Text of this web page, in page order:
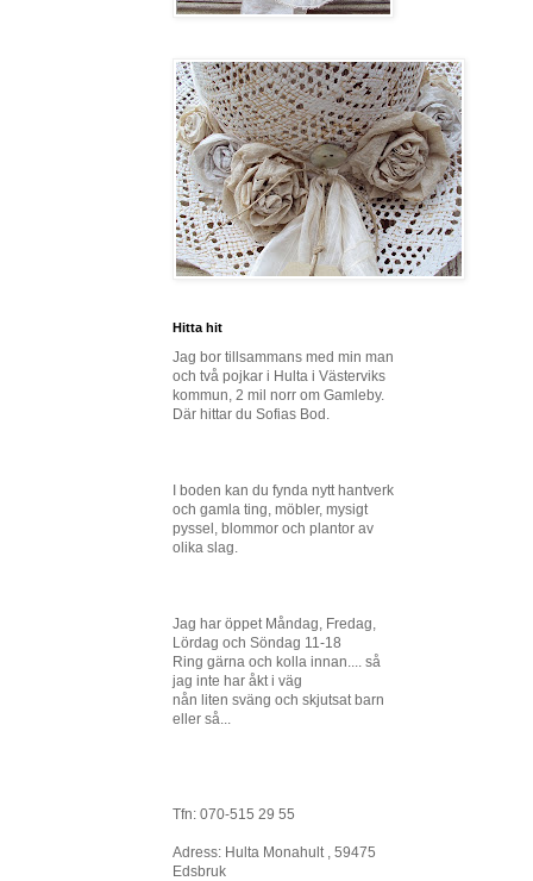
Hitta hit
Jag bor tillsammans med min man
och två pojkar i Hulta i Västerviks
kommun, 2 mil norr om Gamleby.
Där hittar du Sofias Bod.
I boden kan du fynda nytt hantverk
och gamla ting, möbler, mysigt
pyssel, blommor och plantor av
olika slag.
Jag har öppet Måndag, Fredag,
Lördag och Söndag 11-18
Ring gärna och kolla innan.... så
jag inte har åkt i väg
nån liten sväng och skjutsat barn
eller så...
Tfn: 070-515 29 55
Adress: Hulta Monahult , 59475
Edsbruk